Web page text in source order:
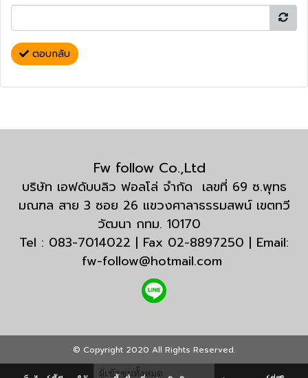
ตอบกลับ
Fw follow Co.,Ltd
บริษัท เอฟดับบลิว ฟอลโล่ จำกัด เลขที่ 69 ซ.พุทธ
มณฑล สาย 3 ซอย 26 แขวงศาลาธรรมสพน์ เขตทวี
วัฒนา กทม. 10170
Tel : 083-7014022 | Fax 02-8897250 | Email:
fw-follow@hotmail.com
© Copyright 2020 All Rights Reserved.
ผู้เข้าชมทั้งหมด